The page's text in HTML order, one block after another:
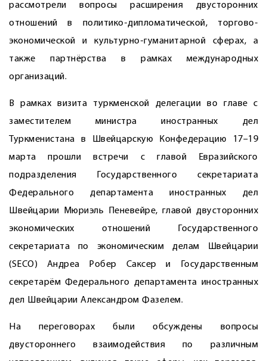
рассмотрели вопросы расширения двусторонних
отношений в политико-дипломатической, торгово-
экономической и культурно-гуманитарной сферах, а
также партнёрства в рамках международных
организаций.
В рамках визита туркменской делегации во главе с
заместителем министра иностранных дел
Туркменистана в Швейцарскую Конфедерацию 17–19
марта прошли встречи с главой Евразийского
подразделения Государственного секретариата
Федерального департамента иностранных дел
Швейцарии Мюриэль Пеневейре, главой двусторонних
экономических отношений Государственного
секретариата по экономическим делам Швейцарии
(SECO) Андреа Робер Саксер и Государственным
секретарём Федерального департамента иностранных
дел Швейцарии Александром Фазелем.
На переговорах были обсуждены вопросы
двустороннего взаимодействия по различным